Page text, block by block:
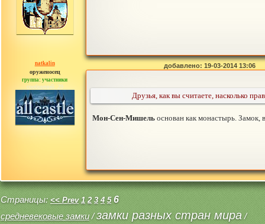
natkalin
оруженосец
группа: участники
сообщений: 29
добавлено: 19-03-2014 13:06
Друзья, как вы считаете, насколько
Мон-Сен-Мишельоснован как монастырь. Замок,
Страницы: << Prev 1 2 3 4 5 6
средневековые замки/замки разных стран мира/